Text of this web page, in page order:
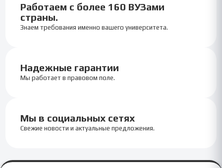
Работаем с более 160 ВУЗами
страны.
Знаем требования именно вашего университета.
Надежные гарантии
Мы работает в правовом поле.
Мы в социальных сетях
Свежие новости и актуальные предложения.